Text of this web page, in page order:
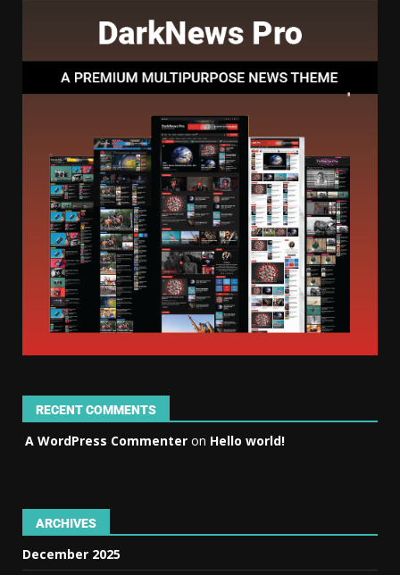
RECENT COMMENTS
A WordPress Commenter on Hello world!
ARCHIVES
December 2025